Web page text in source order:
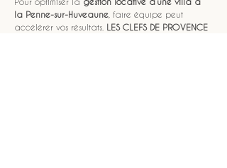
la Penne-sur-Huveaune , faire équipe peut
accélérer vos résultats. LES CLEFS DE PROVENCE